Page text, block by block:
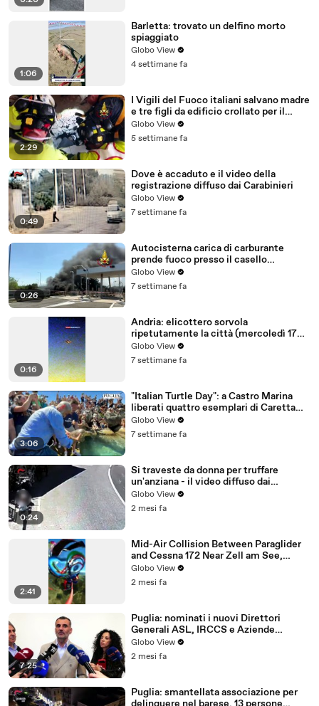
1:06
Barletta: trovato un delfino morto
spiaggiato
Globo View
4 settimane fa
2:29
I Vigili del Fuoco italiani salvano madre
e tre figli da edificio crollato per il
terremoto in Venezuela
Globo View
5 settimane fa
0:49
Dove è accaduto e il video della
registrazione diffuso dai Carabinieri
Globo View
7 settimane fa
0:26
Autocisterna carica di carburante
prende fuoco presso il casello
autostradale dell’A14 di Riccione
Globo View
7 settimane fa
0:16
Andria: elicottero sorvola
ripetutamente la città (mercoledì 17
giugno 2026)
Globo View
7 settimane fa
3:06
"Italian Turtle Day": a Castro Marina
liberati quattro esemplari di Caretta
caretta
Globo View
7 settimane fa
0:24
Si traveste da donna per truffare
un'anziana - il video diffuso dai
Carabinieri
Globo View
2 mesi fa
2:41
Mid-Air Collision Between Paraglider
and Cessna 172 Near Zell am See,
Austria
Globo View
2 mesi fa
7:25
Puglia: nominati i nuovi Direttori
Generali ASL, IRCCS e Aziende
Ospedaliero-Universitarie
Globo View
2 mesi fa
Puglia: smantellata associazione per